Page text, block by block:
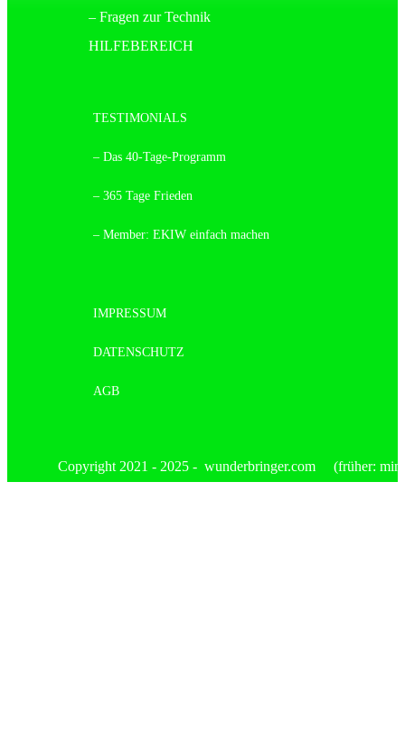
– Fragen zur Technik
HILFEBEREICH
TESTIMONIALS
– Das 40-Tage-Programm
– 365 Tage Frieden
– Member: EKIW einfach machen
IMPRESSUM
DATENSCHUTZ
AGB
Copyright 2021 - 2025 - wunderbringer.com (früher: